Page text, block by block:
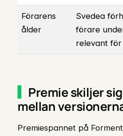
Förarens
ålder
Svedea
förare
relevant för
Premie skiljer
mellan
Premiespannet på